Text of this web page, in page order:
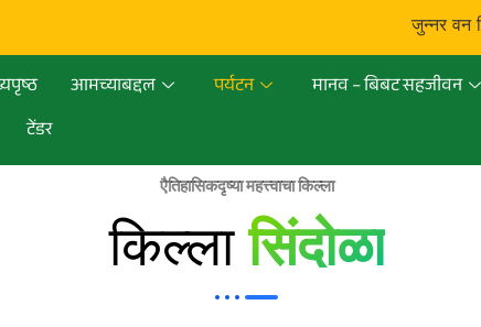
जुन्नर वन विभाग:
आमच्याबद्दल पर्यटन मानव – बिबट सहजीवन
टेंडर
एैतिहासिकदृष्या महत्त्वाचा किल्ला
किल्ला सिंदोळा